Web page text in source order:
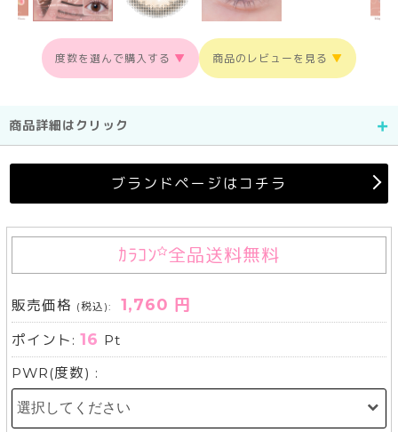
度数を選んで購入する ▼ 商品のレビューを見る ▼
商品詳細はクリック
ブランドページはコチラ
ｶﾗｺﾝ 全品送料無料
販売価格 (税込): 1,760 円
ポイント:16 Pt
PWR(度数) :